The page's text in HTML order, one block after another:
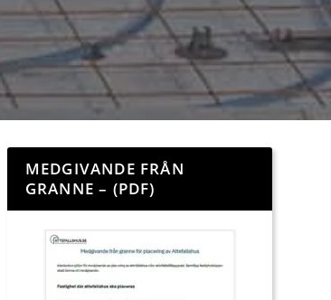
MEDGIVANDE FRÅN
GRANNE – (PDF)